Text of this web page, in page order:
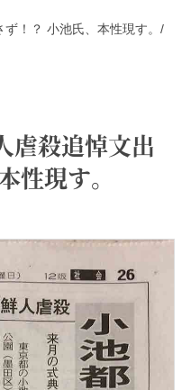
！？ 小池氏、本性現す。 /
虐殺追悼文出
性現す。